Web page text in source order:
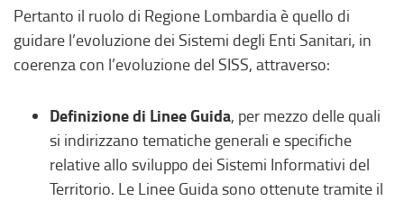
Pertanto il ruolo di Regione Lombardia è quello di
guidare l’evoluzione dei Sistemi degli Enti Sanitari, in
coerenza con l’evoluzione del SISS, attraverso:
Definizione di Linee Guida, per mezzo delle quali
si indirizzano tematiche generali e specifiche
relative allo sviluppo dei Sistemi Informativi del
Territorio. Le Linee Guida sono ottenute tramite il